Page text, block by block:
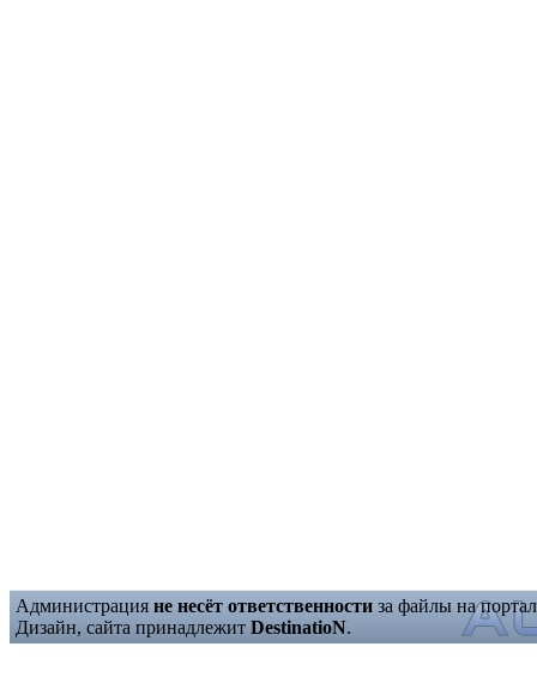
Администрация не несёт ответственности за файлы на
Дизайн, сайта принадлежит DestinatioN.